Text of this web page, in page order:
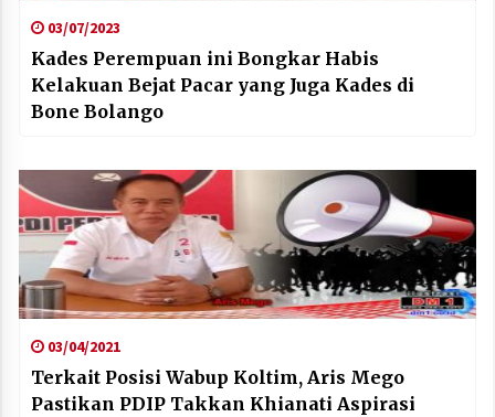
03/07/2023
Kades Perempuan ini Bongkar Habis
Kelakuan Bejat Pacar yang Juga Kades di
Bone Bolango
03/04/2021
Terkait Posisi Wabup Koltim, Aris Mego
Pastikan PDIP Takkan Khianati Aspirasi